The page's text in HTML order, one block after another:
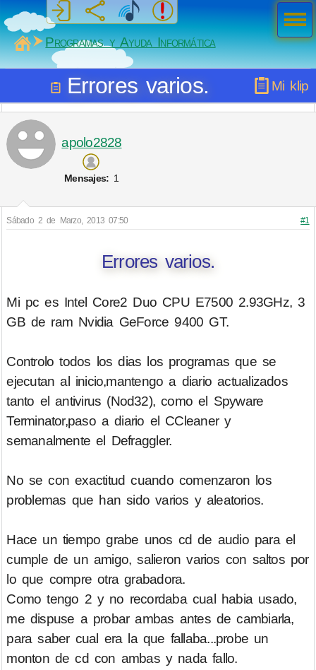
MiSabueso
Programas y Ayuda Informática
Mi klip
Errores varios.
apolo2828
Mensajes: 1
Sábado 2 de Marzo, 2013 07:50 #1
Errores varios.
Mi pc es Intel Core2 Duo CPU E7500 2.93GHz, 3
GB de ram Nvidia GeForce 9400 GT.
Controlo todos los dias los programas que se
ejecutan al inicio,mantengo a diario actualizados
tanto el antivirus (Nod32), como el Spyware
Terminator,paso a diario el CCleaner y
semanalmente el Defraggler.
No se con exactitud cuando comenzaron los
problemas que han sido varios y aleatorios.
Hace un tiempo grabe unos cd de audio para el
cumple de un amigo, salieron varios con saltos por
lo que compre otra grabadora.
Como tengo 2 y no recordaba cual habia usado,
me dispuse a probar ambas antes de cambiarla,
para saber cual era la que fallaba...probe un
monton de cd con ambas y nada fallo.
Men
ú